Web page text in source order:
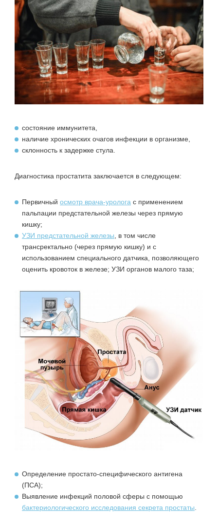
состояние иммунитета,
наличие хронических очагов инфекции в организме,
склонность к задержке стула.
Диагностика простатита заключается в следующем:
Первичный осмотр врача-уролога с применением
пальпации предстательной железы через прямую
кишку;
УЗИ предстательной железы , в том числе
трансректально (через прямую кишку) и с
использованием специального датчика, позволяющего
оценить кровоток в железе; УЗИ органов малого таза;
Определение простато-специфического антигена
(ПСА);
Выявление инфекций половой сферы с помощью
бактериологического исследования секрета простаты.